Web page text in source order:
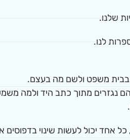
שלנו.
לנו.
בבית משפט ולשם מה בעצם.
נגזרים מתוך כתב היד ולמה
אחד יכול לעשות שינוי בדפוסים